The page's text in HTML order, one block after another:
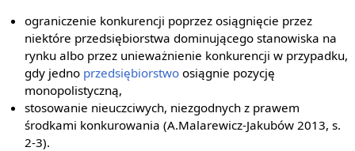
ograniczenie konkurencji poprzez osiągnięcie przez
niektóre przedsiębiorstwa dominującego stanowiska na
rynku albo przez unieważnienie konkurencji w przypadku,
gdy jedno przedsiębiorstwo osiągnie pozycję
monopolistyczną,
stosowanie nieuczciwych, niezgodnych z prawem
środkami konkurowania (A.Malarewicz-Jakubów 2013, s.
2-3).